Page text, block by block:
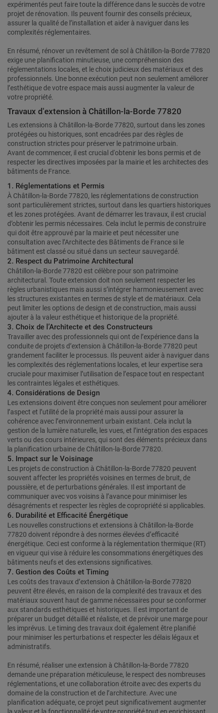
expérimentés peut faire toute la différence dans le succès de votre
projet de rénovation. Ils peuvent fournir des conseils précieux,
assurer la qualité de l’installation et aider à naviguer dans les
complexités réglementaires.
En résumé, rénover un revêtement de sol à Châtillon-la-Borde 77820
exige une planification minutieuse, une compréhension des
réglementations locales, et le choix judicieux des matériaux et des
professionnels. Une bonne exécution peut non seulement améliorer
l’esthétique de votre espace mais aussi augmenter la valeur de
votre propriété.
Travaux d'extension à Châtillon-la-Borde 77820
Les extensions à Châtillon-la-Borde 77820, surtout dans les zones
protégées ou historiques, sont encadrées par des règles de
construction strictes pour préserver le patrimoine urbain.
Avant de commencer, il est crucial d'obtenir les bons permis et de
respecter les directives imposées par la mairie et les architectes des
bâtiments de France.
1. Réglementations et Permis
À Châtillon-la-Borde 77820, les réglementations de construction
sont particulièrement strictes, surtout dans les quartiers historiques
et les zones protégées. Avant de démarrer les travaux, il est crucial
d’obtenir les permis nécessaires. Cela inclut le permis de construire
qui doit être approuvé par la mairie et peut nécessiter une
consultation avec l’Architecte des Bâtiments de France si le
bâtiment est classé ou situé dans un secteur sauvegardé.
2. Respect du Patrimoine Architectural
Châtillon-la-Borde 77820 est célèbre pour son patrimoine
architectural. Toute extension doit non seulement respecter les
règles urbanistiques mais aussi s’intégrer harmonieusement avec
les structures existantes en termes de style et de matériaux. Cela
peut limiter les options de design et de construction, mais aussi
ajouter à la valeur esthétique et historique de la propriété.
3. Choix de l’Architecte et des Constructeurs
Travailler avec des professionnels qui ont de l’expérience dans la
conduite de projets d’extension à Châtillon-la-Borde 77820 peut
grandement faciliter le processus. Ils peuvent aider à naviguer dans
les complexités des réglementations locales, et leur expertise sera
cruciale pour maximiser l’utilisation de l’espace tout en respectant
les contraintes légales et esthétiques.
4. Considérations de Design
Les extensions doivent être conçues non seulement pour améliorer
l’aspect et l’utilité de la propriété mais aussi pour assurer la
cohérence avec l’environnement urbain existant. Cela inclut la
gestion de la lumière naturelle, les vues, et l’intégration des espaces
verts ou des cours intérieures, qui sont des éléments précieux dans
la planification urbaine de Châtillon-la-Borde 77820.
5. Impact sur le Voisinage
Les projets de construction à Châtillon-la-Borde 77820 peuvent
souvent affecter les propriétés voisines en termes de bruit, de
poussière, et de perturbations générales. Il est important de
communiquer avec vos voisins à l’avance pour minimiser les
désagréments et respecter les règles de copropriété si applicables.
6. Durabilité et Efficacité Énergétique
Les nouvelles constructions et extensions à Châtillon-la-Borde
77820 doivent répondre à des normes élevées d’efficacité
énergétique. Ceci est conforme à la réglementation thermique (RT)
en vigueur qui vise à réduire les consommations énergétiques des
bâtiments neufs et des extensions significatives.
7. Gestion des Coûts et Timing
Les coûts des travaux d’extension à Châtillon-la-Borde 77820
peuvent être élevés, en raison de la complexité des travaux et des
matériaux souvent haut de gamme nécessaires pour se conformer
aux standards esthétiques et historiques. Il est important de
préparer un budget détaillé et réaliste, et de prévoir une marge pour
les imprévus. Le timing des travaux doit également être planifié
pour minimiser les perturbations et respecter les délais légaux et
administratifs.
En résumé, réaliser une extension à Châtillon-la-Borde 77820
demande une préparation méticuleuse, le respect des nombreuses
réglementations, et une collaboration étroite avec des experts du
domaine de la construction et de l’architecture. Avec une
planification adéquate, ce projet peut significativement augmenter